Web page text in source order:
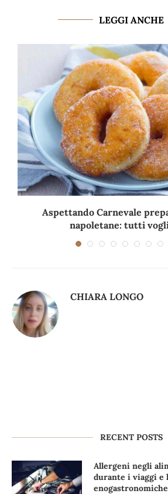
LEGGI ANCHE
Aspettando Carnevale
napoletane: tutti
CHIARA LONGO
RECENT POSTS
Allergeni negli
durante i viaggi e
enogastronomiche